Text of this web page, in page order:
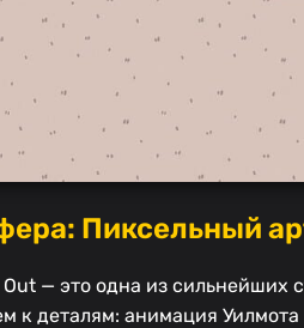
Пиксельный
— это одна из сильнейших
к деталям: анимация